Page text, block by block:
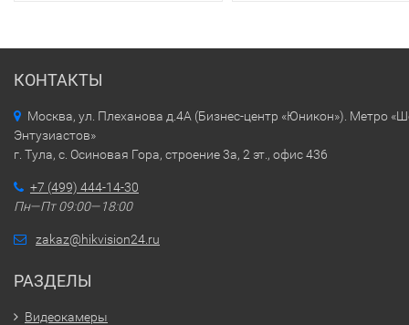
КОНТАКТЫ
Москва, ул. Плеханова д.4А (Бизнес-центр «Юникон»). Метро
Энтузиастов»
г. Тула, с. Осиновая Гора, строение 3а, 2 эт., офис 436
+7 (499) 444-14-30
Пн—Пт 09:00—18:00
zakaz@hikvision24.ru
РАЗДЕЛЫ
Видеокамеры